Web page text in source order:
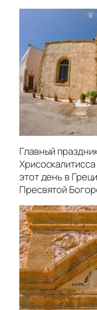
Главный
этот день в
Пресвятой